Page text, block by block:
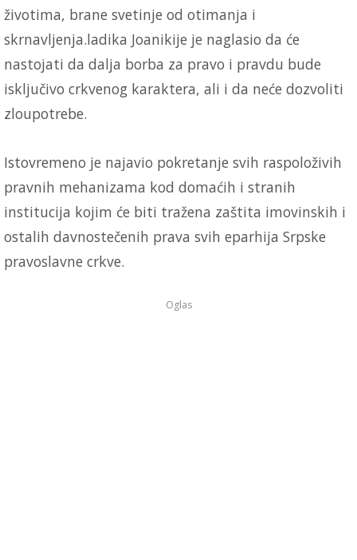
životima, brane svetinje od otimanja i
skrnavljenja.ladika Joanikije je naglasio da će
nastojati da dalja borba za pravo i pravdu bude
isključivo crkvenog karaktera, ali i da neće dozvoliti
zloupotrebe.
Istovremeno je najavio pokretanje svih raspoloživih
pravnih mehanizama kod domaćih i stranih
institucija kojim će biti tražena zaštita imovinskih i
ostalih davnostečenih prava svih eparhija Srpske
pravoslavne crkve.
Oglas